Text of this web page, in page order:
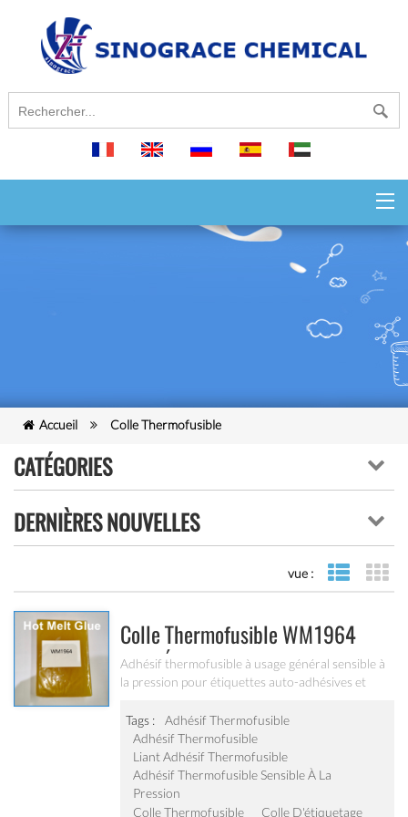
Accueil Colle Thermofusible
CATÉGORIES
DERNIÈRES NOUVELLES
vue : vue de
Colle Thermofusible WM1964
Pour Étiquettes Et Rubans
Adhésifs Auto-Adhésifs À Usage
Général
Adhésif thermofusible à usage général sensible à
la pression pour étiquettes auto-adhésives et
l'étiquetage sans contact de produits logistiques,
alimentaires, pharmaceutiques, cosmétiques et
autres.
Tags :
Adhésif Thermofusible
Adhésif Thermofusible
Liant Adhésif Thermofusible
Adhésif Thermofusible Sensible À La
Pression
Colle Thermofusible
Colle D'étiquetage